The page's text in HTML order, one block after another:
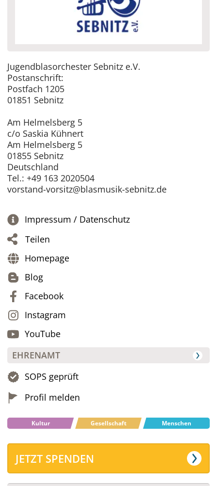
Jugendblasorchester Sebnitz e.V.
Postanschrift:
Postfach 1205
01851 Sebnitz
Am Helmelsberg 5
c/o Saskia Kühnert
Am Helmelsberg 5
01855 Sebnitz
Deutschland
Tel.: +49 163 2020504
vorstand-vorsitz@blasmusik-sebnitz.de
Impressum / Datenschutz
Teilen
Homepage
Blog
Facebook
Instagram
YouTube
EHRENAMT
SOPS geprüft
Profil melden
Kultur Gesellschaft Menschen
JETZT SPENDEN